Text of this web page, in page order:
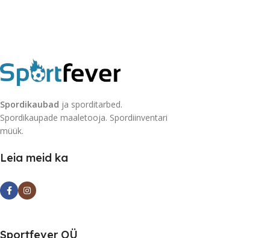
Spordikaubad ja sporditarbed.
Spordikaupade maaletooja. Spordiinventari
müük.
Leia meid ka
Sportfever OÜ